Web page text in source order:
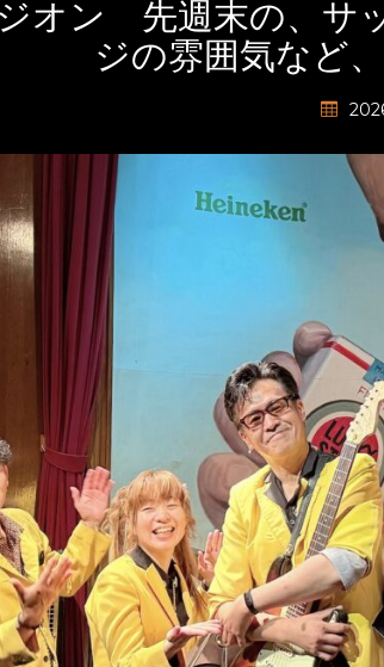
オン 先週末の、サ
ジの雰囲気など